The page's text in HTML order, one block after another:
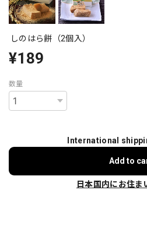
しのはら餅（2個入）
¥189
数量
International
Add to
日本国内にお住ま